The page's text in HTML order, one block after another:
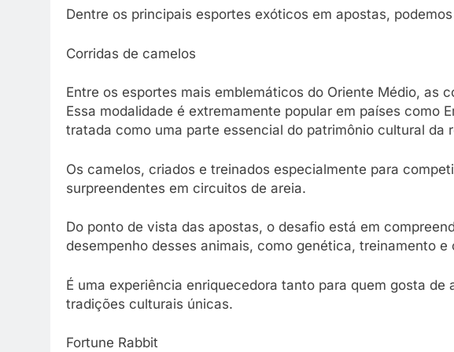
Dentre os principais esportes exóticos em apostas,
Corridas de camelos
Entre os esportes mais emblemáticos do Oriente Médio, as
Essa modalidade é extremamente popular em países como
tratada como uma parte essencial do patrimônio cultural da
Os camelos, criados e treinados especialmente para
surpreendentes em circuitos de areia.
Do ponto de vista das apostas, o desafio está em
desempenho desses animais, como genética, treinamento
É uma experiência enriquecedora tanto para quem gosta de
tradições culturais únicas.
Fortune Rabbit